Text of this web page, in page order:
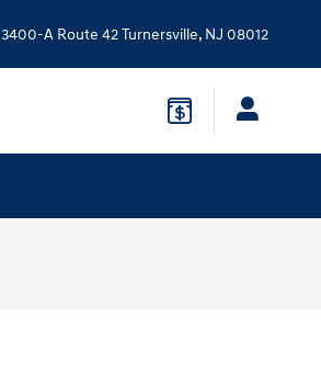
3400-A Route 42Turnersville, NJ 08012